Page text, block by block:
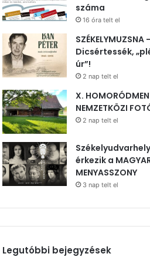
száma
16 óra telt el
SZÉKELYMUZSNA
Dicsértessék,
úr”!
2 nap telt el
X.
NEMZETKÖZI
2 nap telt el
érkezik a
MENYASSZONY
3 nap telt el
Legutóbbi bejegyzések